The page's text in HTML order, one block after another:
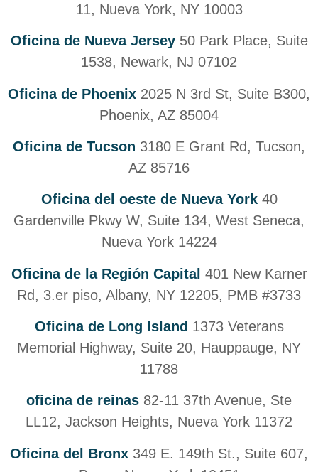
11, Nueva York, NY 10003
Oficina de Nueva Jersey 50 Park Place, Suite
1538, Newark, NJ 07102
Oficina de Phoenix 2025 N 3rd St, Suite B300,
Phoenix, AZ 85004
Oficina de Tucson 3180 E Grant Rd, Tucson,
AZ 85716
Oficina del oeste de Nueva York 40
Gardenville Pkwy W, Suite 134, West Seneca,
Nueva York 14224
Oficina de la Región Capital 401 New Karner
Rd, 3.er piso, Albany, NY 12205, PMB #3733
Oficina de Long Island 1373 Veterans
Memorial Highway, Suite 20, Hauppauge, NY
11788
oficina de reinas 82-11 37th Avenue, Ste
LL12, Jackson Heights, Nueva York 11372
Oficina del Bronx 349 E. 149th St., Suite 607,